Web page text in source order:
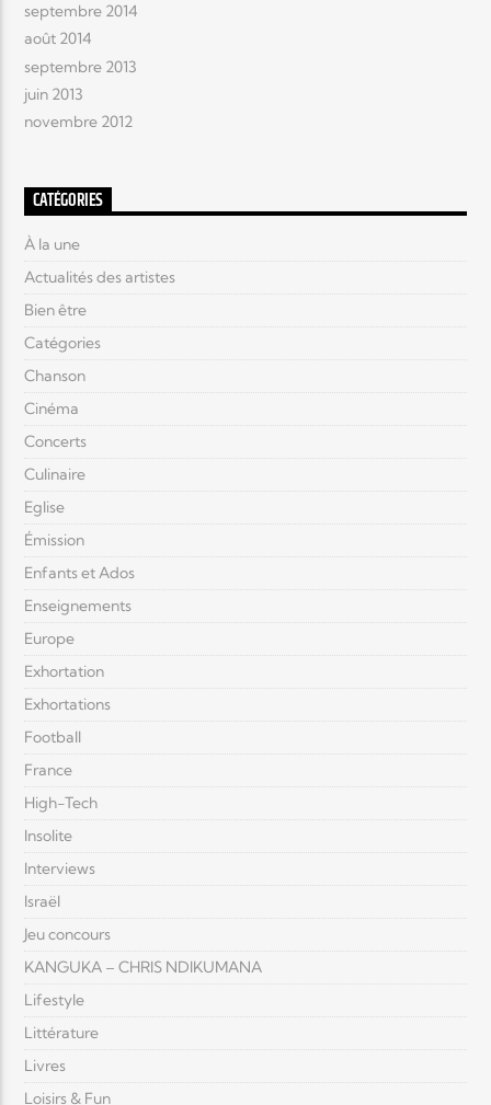
septembre 2014
août 2014
septembre 2013
juin 2013
novembre 2012
CATÉGORIES
À la une
Actualités des artistes
Bien être
Catégories
Chanson
Cinéma
Concerts
Culinaire
Eglise
Émission
Enfants et Ados
Enseignements
Europe
Exhortation
Exhortations
Football
France
High-Tech
Insolite
Interviews
Israël
Jeu concours
KANGUKA – CHRIS NDIKUMANA
Lifestyle
Littérature
Livres
Loisirs & Fun